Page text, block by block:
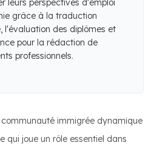
leurs perspectives d'emploi
grâce à la traduction
l'évaluation des diplômes et
pour la rédaction de
professionnels.
immigrée dynamique
qui joue un rôle essentiel dans